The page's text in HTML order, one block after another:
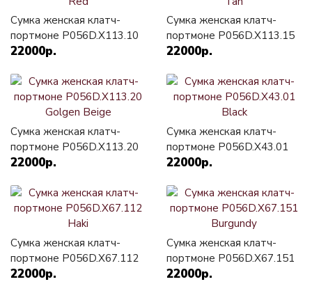
Сумка женская клатч-
портмоне P056D.X113.10
Red
22000р.
Сумка женская клатч-
портмоне P056D.X113.15
Tan
22000р.
Сумка женская клатч-
портмоне P056D.X113.20
Golgen Beige
22000р.
Сумка женская клатч-
портмоне P056D.X43.01
Black
22000р.
Сумка женская клатч-
портмоне P056D.X67.112
Haki
22000р.
Сумка женская клатч-
портмоне P056D.X67.151
Burgundy
22000р.